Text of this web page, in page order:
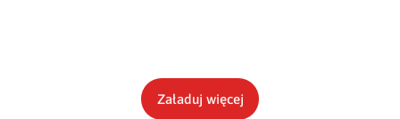
Załaduj więcej